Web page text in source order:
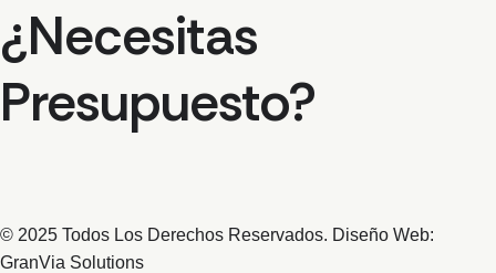
¿Necesitas
Presupuesto?
© 2025 Todos Los Derechos Reservados. Diseño Web:
GranVia Solutions